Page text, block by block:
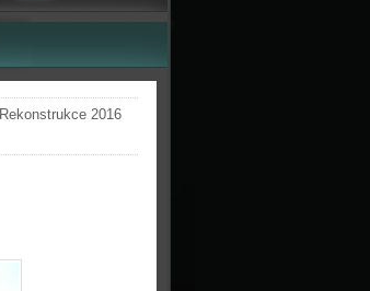
Rekonstrukce 2016